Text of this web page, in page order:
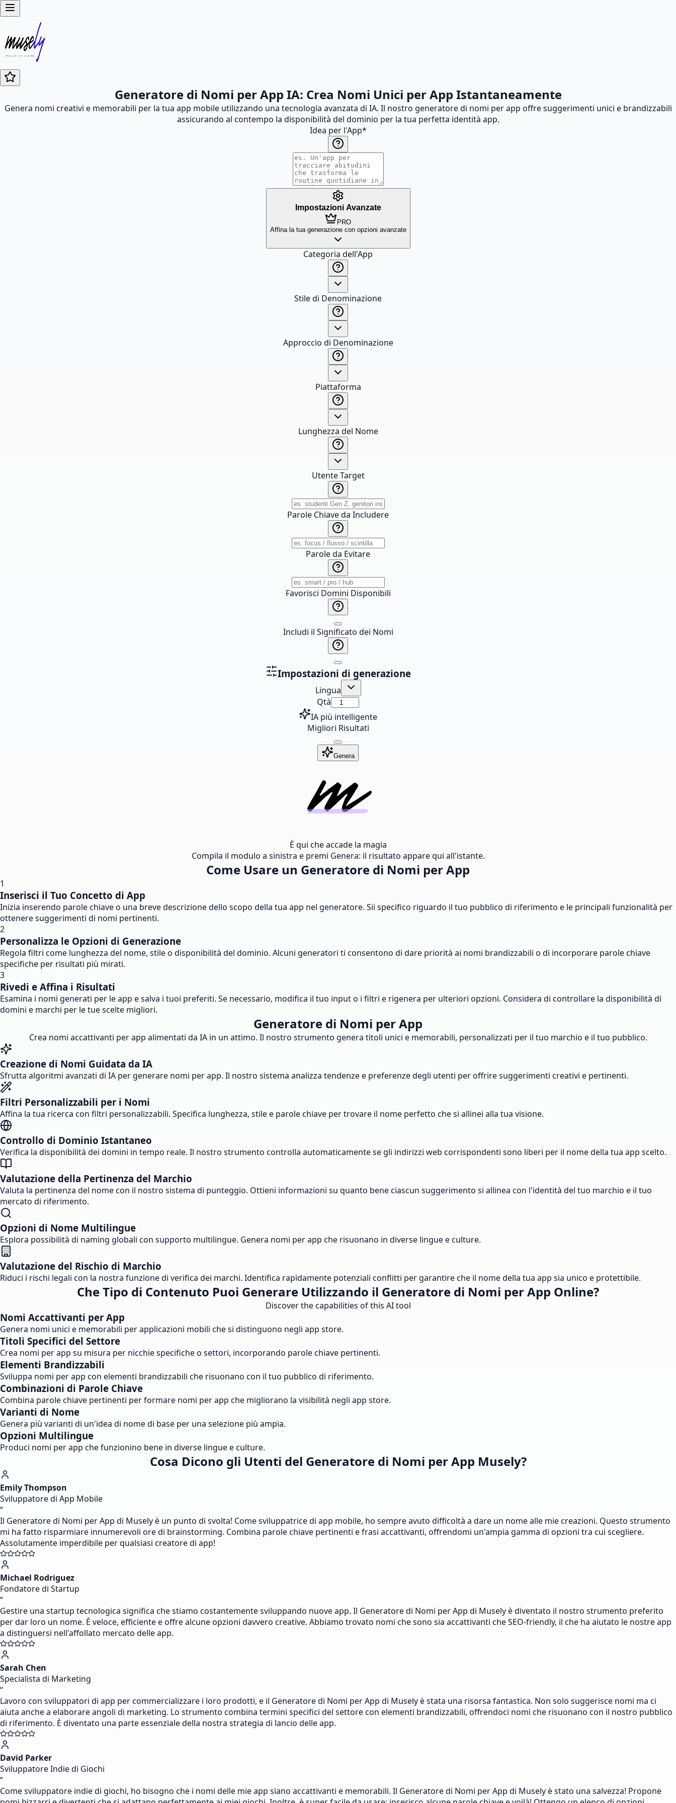
Generatore di Nomi per App IA: Crea Nomi Unici per App Istantaneamente
Genera nomi creativi e memorabili per la tua app mobile utilizzando una tecnologia avanzata di IA. Il nostro generatore di nomi per app offre suggerimenti unici e brandizzabili
assicurando al contempo la disponibilità del dominio per la tua perfetta identità app.
Idea per l'App*
Impostazioni Avanzate
PRO
Affina la tua generazione con opzioni avanzate
Categoria dell'App
Stile di Denominazione
Approccio di Denominazione
Piattaforma
Lunghezza del Nome
Utente Target
Parole Chiave da Includere
Parole da Evitare
Favorisci Domini Disponibili
Includi il Significato dei Nomi
Impostazioni di generazione
Lingua
Qtà
IA più intelligente
Migliori Risultati
Genera
È qui che accade la magia
Compila il modulo a sinistra e premi Genera: il risultato appare qui all'istante.
Come Usare un Generatore di Nomi per App
1
Inserisci il Tuo Concetto di App
Inizia inserendo parole chiave o una breve descrizione dello scopo della tua app nel generatore. Sii specifico riguardo il tuo pubblico di riferimento e le principali funzionalità per
ottenere suggerimenti di nomi pertinenti.
2
Personalizza le Opzioni di Generazione
Regola filtri come lunghezza del nome, stile o disponibilità del dominio. Alcuni generatori ti consentono di dare priorità ai nomi brandizzabili o di incorporare parole chiave
specifiche per risultati più mirati.
3
Rivedi e Affina i Risultati
Esamina i nomi generati per le app e salva i tuoi preferiti. Se necessario, modifica il tuo input o i filtri e rigenera per ulteriori opzioni. Considera di controllare la disponibilità di
domini e marchi per le tue scelte migliori.
Generatore di Nomi per App
Crea nomi accattivanti per app alimentati da IA in un attimo. Il nostro strumento genera titoli unici e memorabili, personalizzati per il tuo marchio e il tuo pubblico.
Creazione di Nomi Guidata da IA
Sfrutta algoritmi avanzati di IA per generare nomi per app. Il nostro sistema analizza tendenze e preferenze degli utenti per offrire suggerimenti creativi e pertinenti.
Filtri Personalizzabili per i Nomi
Affina la tua ricerca con filtri personalizzabili. Specifica lunghezza, stile e parole chiave per trovare il nome perfetto che si allinei alla tua visione.
Controllo di Dominio Istantaneo
Verifica la disponibilità dei domini in tempo reale. Il nostro strumento controlla automaticamente se gli indirizzi web corrispondenti sono liberi per il nome della tua app scelto.
Valutazione della Pertinenza del Marchio
Valuta la pertinenza del nome con il nostro sistema di punteggio. Ottieni informazioni su quanto bene ciascun suggerimento si allinea con l'identità del tuo marchio e il tuo
mercato di riferimento.
Opzioni di Nome Multilingue
Esplora possibilità di naming globali con supporto multilingue. Genera nomi per app che risuonano in diverse lingue e culture.
Valutazione del Rischio di Marchio
Riduci i rischi legali con la nostra funzione di verifica dei marchi. Identifica rapidamente potenziali conflitti per garantire che il nome della tua app sia unico e protettibile.
Che Tipo di Contenuto Puoi Generare Utilizzando il Generatore di Nomi per App Online?
Discover the capabilities of this AI tool
Nomi Accattivanti per App
Genera nomi unici e memorabili per applicazioni mobili che si distinguono negli app store.
Titoli Specifici del Settore
Crea nomi per app su misura per nicchie specifiche o settori, incorporando parole chiave pertinenti.
Elementi Brandizzabili
Sviluppa nomi per app con elementi brandizzabili che risuonano con il tuo pubblico di riferimento.
Combinazioni di Parole Chiave
Combina parole chiave pertinenti per formare nomi per app che migliorano la visibilità negli app store.
Varianti di Nome
Genera più varianti di un'idea di nome di base per una selezione più ampia.
Opzioni Multilingue
Produci nomi per app che funzionino bene in diverse lingue e culture.
Cosa Dicono gli Utenti del Generatore di Nomi per App Musely?
Emily Thompson
Sviluppatore di App Mobile
“
Il Generatore di Nomi per App di Musely è un punto di svolta! Come sviluppatrice di app mobile, ho sempre avuto difficoltà a dare un nome alle mie creazioni. Questo strumento
mi ha fatto risparmiare innumerevoli ore di brainstorming. Combina parole chiave pertinenti e frasi accattivanti, offrendomi un'ampia gamma di opzioni tra cui scegliere.
Assolutamente imperdibile per qualsiasi creatore di app!
Michael Rodriguez
Fondatore di Startup
“
Gestire una startup tecnologica significa che stiamo costantemente sviluppando nuove app. Il Generatore di Nomi per App di Musely è diventato il nostro strumento preferito
per dar loro un nome. È veloce, efficiente e offre alcune opzioni davvero creative. Abbiamo trovato nomi che sono sia accattivanti che SEO-friendly, il che ha aiutato le nostre app
a distinguersi nell'affollato mercato delle app.
Sarah Chen
Specialista di Marketing
“
Lavoro con sviluppatori di app per commercializzare i loro prodotti, e il Generatore di Nomi per App di Musely è stata una risorsa fantastica. Non solo suggerisce nomi ma ci
aiuta anche a elaborare angoli di marketing. Lo strumento combina termini specifici del settore con elementi brandizzabili, offrendoci nomi che risuonano con il nostro pubblico
di riferimento. È diventato una parte essenziale della nostra strategia di lancio delle app.
David Parker
Sviluppatore Indie di Giochi
“
Come sviluppatore indie di giochi, ho bisogno che i nomi delle mie app siano accattivanti e memorabili. Il Generatore di Nomi per App di Musely è stato una salvezza! Propone